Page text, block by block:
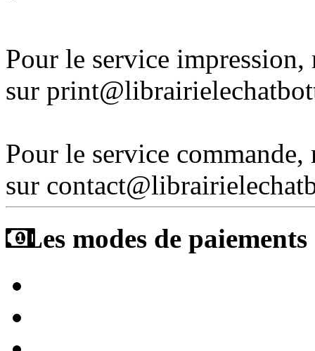
Pour le service
sur
Pour le service
sur
Les modes de